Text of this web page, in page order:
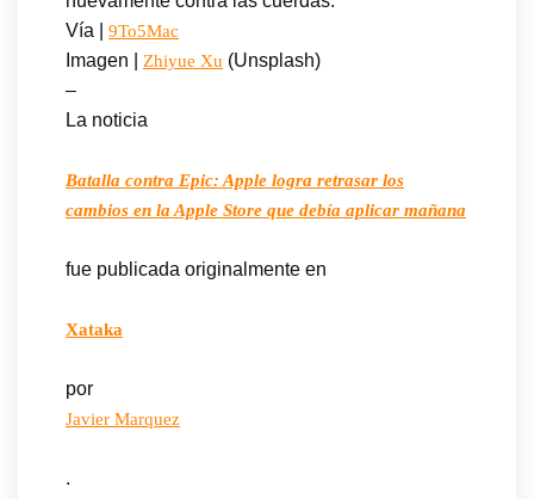
Vía | 9To5Mac
Imagen | Zhiyue Xu (Unsplash)
–
La noticia
Batalla contra Epic: Apple logra retrasar los
cambios en la Apple Store que debía aplicar mañana
fue publicada originalmente en
Xataka
por
Javier Marquez
.